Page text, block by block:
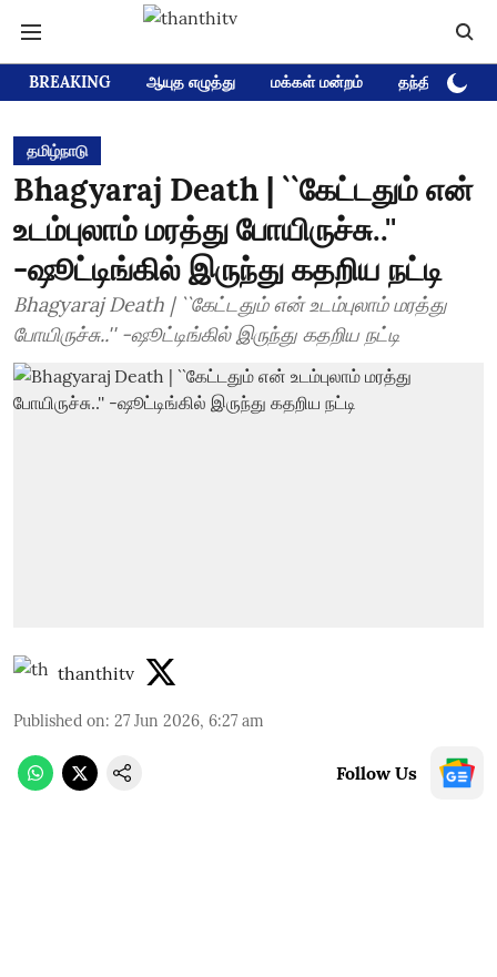
BREAKING ஆயுத எழுத்து மக்கள் மன்றம் தந்தி டிவி
தமிழ்நாடு
Bhagyaraj Death | ``கேட்டதும் என்
உடம்புலாம் மரத்து போயிருச்சு..''
-ஷூட்டிங்கில் இருந்து கதறிய நட்டி
Bhagyaraj Death | ``கேட்டதும் என் உடம்புலாம் மரத்து
போயிருச்சு..'' -ஷூட்டிங்கில் இருந்து கதறிய நட்டி
thanthitv
Published on: 27 Jun 2026, 6:27 am
Follow Us